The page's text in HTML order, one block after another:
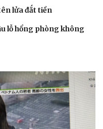
lửa đắt tiền
lỗ hổng phòng không